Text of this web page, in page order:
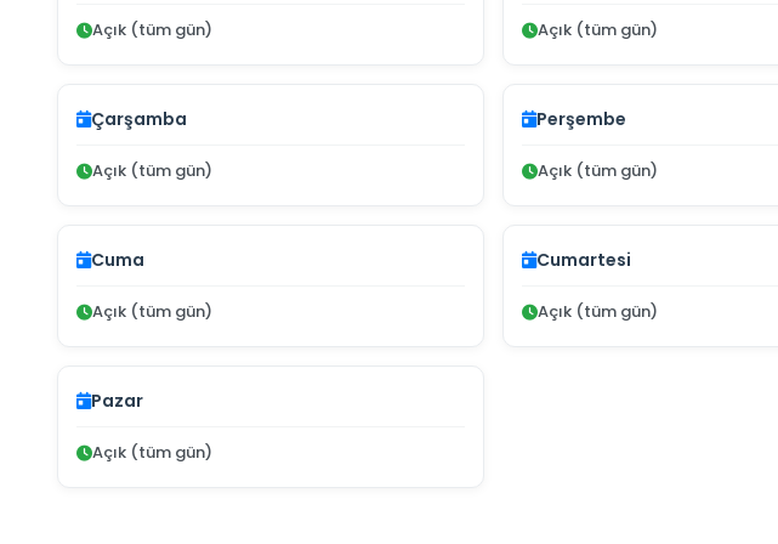
Açık (tüm gün) Açık (tüm gün)
Çarşamba
Açık (tüm gün)
Perşembe
Açık (tüm gün)
Cuma
Açık (tüm gün)
Cumartesi
Açık (tüm gün)
Pazar
Açık (tüm gün)